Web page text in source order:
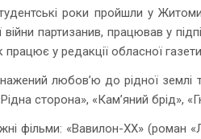
роки пройшли у
партизанив, працював у
у редакції обласної
любов’ю до рідної
сторона», «Кам’яний
фільми: «Вавилон-ХХ» (роман